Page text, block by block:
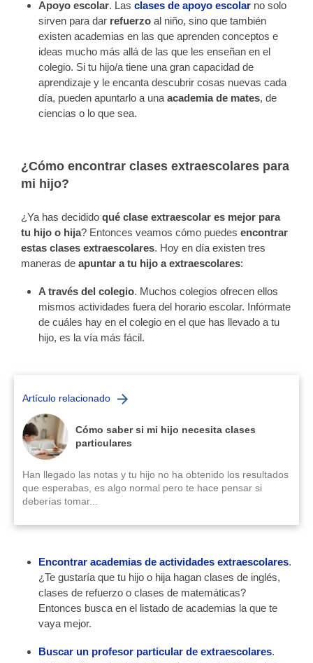
Apoyo escolar. Lasclases de apoyo escolar no solo
sirven para dar refuerzo al niño, sino que también
existen academias en las que aprenden conceptos e
ideas mucho más allá de las que les enseñan en el
colegio. Si tu hijo/a tiene una gran capacidad de
aprendizaje y le encanta descubrir cosas nuevas cada
día, pueden apuntarlo a unaacademia de mates, de
ciencias o lo que sea.
¿Cómo encontrar clases extraescolares para
mi hijo?
¿Ya has decidido qué clase extraescolar es mejor para
tu hijo o hija? Entonces veamos cómo puedes encontrar
estas clases extraescolares. Hoy en día existen tres
maneras de apuntar a tu hijo a extraescolares:
A través del colegio. Muchos colegios ofrecen ellos
mismos actividades fuera del horario escolar. Infórmate
de cuáles hay en el colegio en el que has llevado a tu
hijo, es la vía más fácil.
Artículo relacionado
Cómo saber si mi hijo necesita clases
particulares
Han llegado las notas y tu hijo no ha obtenido los resultados
que esperabas, es algo normal pero te hace pensar si
deberías tomar...
Encontrar academias de actividades extraescolares.
¿Te gustaría que tu hijo o hija hagan clases de inglés,
clases de refuerzo o clases de matemáticas?
Entonces busca en el listado de academias la que te
vaya mejor.
Buscar un profesor particular de extraescolares.